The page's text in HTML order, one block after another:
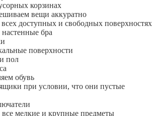
корзинах
вещи аккуратно
доступных и свободных поверхностях
бра
поверхности
пол
обувь
при условии, что они пустые
мелкие и крупные предметы